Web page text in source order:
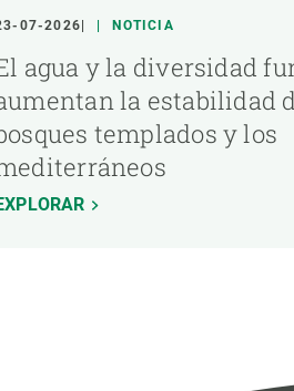
07-2026 NOTICIA
agua y la diversidad
la estabilidad
templados y los